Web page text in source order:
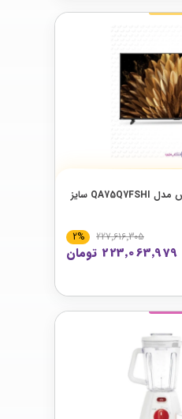
تلویزیون هوشمند هایسنس مدل QA75Q7FSHI سایز
227٬616٬305
2%
223٬063٬979 تومان